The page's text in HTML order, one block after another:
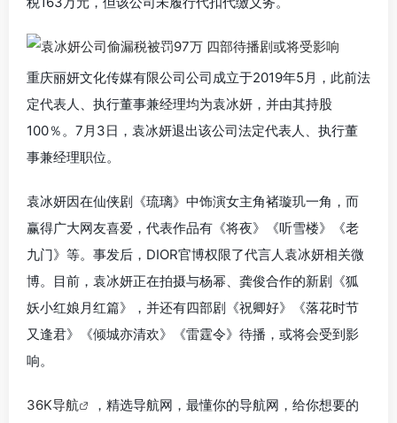
​重庆丽妍文化传媒有限公司公司成立于2019年5月，此前法
定代表人、执行董事兼经理均为袁冰妍，并由其持股
100％。7月3日，袁冰妍退出该公司法定代表人、执行董
事兼经理职位。
袁冰妍因在仙侠剧《琉璃》中饰演女主角褚璇玑一角，而
赢得广大网友喜爱，代表作品有《将夜》《听雪楼》《老
九门》等。事发后，DIOR官博权限了代言人袁冰妍相关微
博。目前，袁冰妍正在拍摄与杨幂、龚俊合作的新剧《狐
妖小红娘月红篇》，并还有四部剧《祝卿好》《落花时节
又逢君》《倾城亦清欢》《雷霆令》待播，或将会受到影
响。
36K导航
，精选导航网，最懂你的导航网，给你想要的